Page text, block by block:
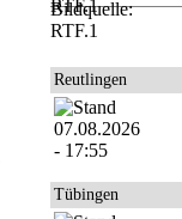
Reutlingen
Tübingen